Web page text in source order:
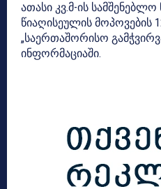
ათასი კვ.მ-ის
წიაღისეულის მოპოვების
„საერთაშორისო
ინფორმაციაში.